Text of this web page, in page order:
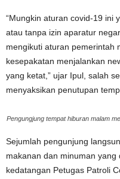
“Mungkin aturan covid-19 ini
atau tanpa izin aparatur
mengikuti aturan pemerintah
kesepakatan menjalankan
yang ketat,” ujar Ipul, salah
menyaksikan penutupan
Pengungjung tempat hiburan malam
Sejumlah pengunjung
makanan dan minuman
kedatangan Petugas Patroli